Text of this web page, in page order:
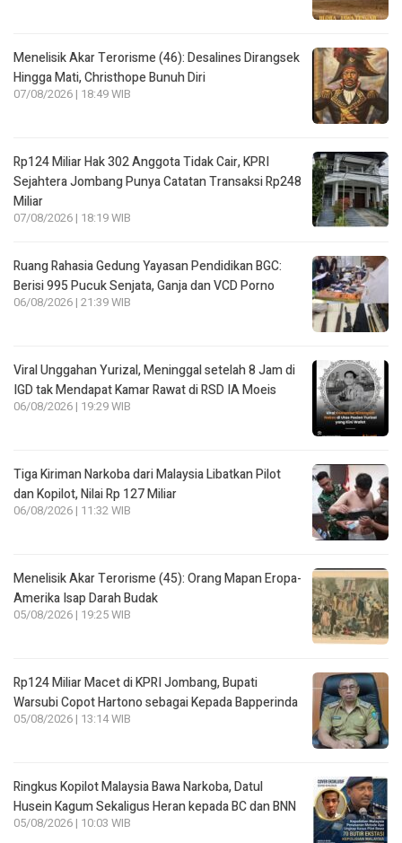
Menelisik Akar Terorisme (46): Desalines Dirangsek
Hingga Mati, Christhope Bunuh Diri
07/08/2026 | 18:49 WIB
Rp124 Miliar Hak 302 Anggota Tidak Cair, KPRI
Sejahtera Jombang Punya Catatan Transaksi Rp248
Miliar
07/08/2026 | 18:19 WIB
Ruang Rahasia Gedung Yayasan Pendidikan BGC:
Berisi 995 Pucuk Senjata, Ganja dan VCD Porno
06/08/2026 | 21:39 WIB
Viral Unggahan Yurizal, Meninggal setelah 8 Jam di
IGD tak Mendapat Kamar Rawat di RSD IA Moeis
06/08/2026 | 19:29 WIB
Tiga Kiriman Narkoba dari Malaysia Libatkan Pilot
dan Kopilot, Nilai Rp 127 Miliar
06/08/2026 | 11:32 WIB
Menelisik Akar Terorisme (45): Orang Mapan Eropa-
Amerika Isap Darah Budak
05/08/2026 | 19:25 WIB
Rp124 Miliar Macet di KPRI Jombang, Bupati
Warsubi Copot Hartono sebagai Kepada Bapperinda
05/08/2026 | 13:14 WIB
Ringkus Kopilot Malaysia Bawa Narkoba, Datul
Husein Kagum Sekaligus Heran kepada BC dan BNN
05/08/2026 | 10:03 WIB